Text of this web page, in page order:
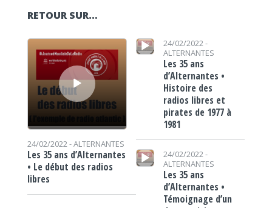
RETOUR SUR…
Lecteur audio
24/02/2022 -ALTERNANTES
Les 35 ans d’Alternantes
• Le début des radios
libres
Lecteur audio
24/02/2022 -
ALTERNANTES
Les 35 ans
d’Alternantes •
Histoire des
radios libres et
pirates de 1977 à
1981
Lecteur audio
24/02/2022 -
ALTERNANTES
Les 35 ans
d’Alternantes •
Témoignage d’un